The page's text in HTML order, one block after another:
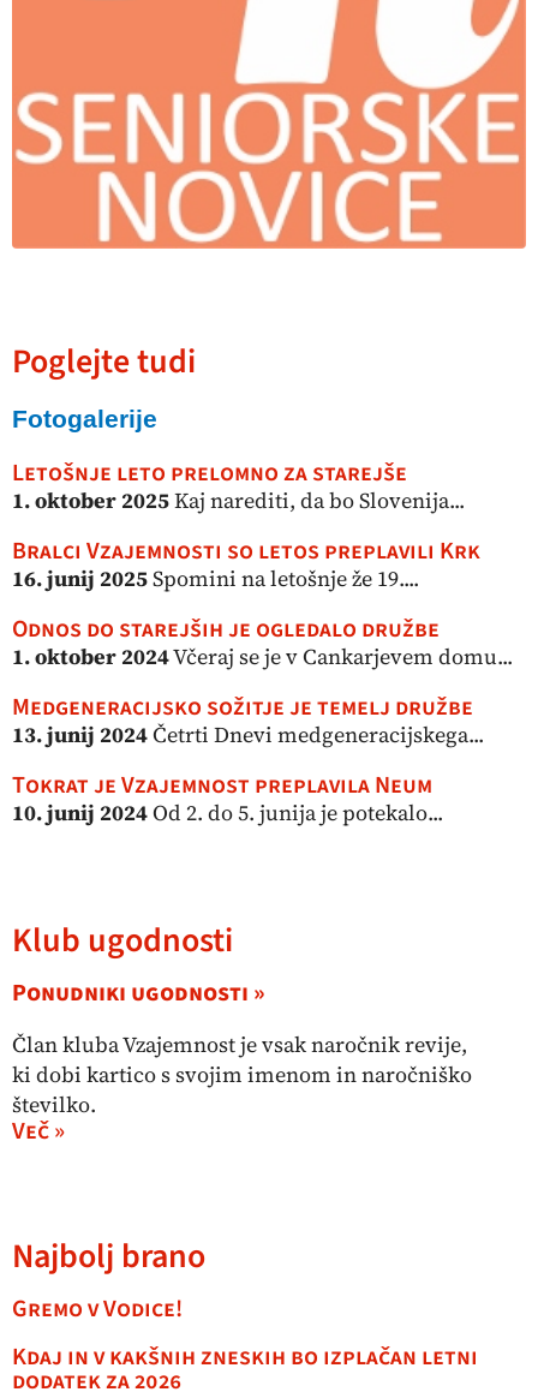
Poglejte tudi
Fotogalerije
Letošnje leto prelomno za starejše
1. oktober 2025Kaj narediti, da bo Slovenija...
Bralci Vzajemnosti so letos preplavili Krk
16. junij 2025Spomini na letošnje že 19....
Odnos do starejših je ogledalo družbe
1. oktober 2024Včeraj se je v Cankarjevem domu...
Medgeneracijsko sožitje je temelj družbe
13. junij 2024Četrti Dnevi medgeneracijskega...
Tokrat je Vzajemnost preplavila Neum
10. junij 2024Od 2. do 5. junija je potekalo...
Klub ugodnosti
Ponudniki ugodnosti »
Član kluba Vzajemnost je vsak naročnik revije,
ki dobi kartico s svojim imenom in naročniško
številko.
Več »
Najbolj brano
Gremo v Vodice!
Kdaj in v kakšnih zneskih bo izplačan letni
dodatek za 2026